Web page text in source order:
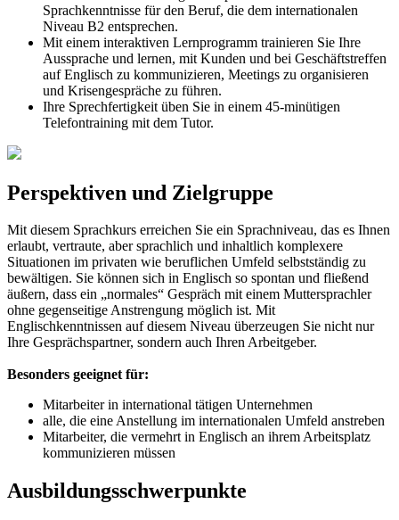
Sprachkenntnisse für den Beruf, die dem internationalen
Niveau B2 entsprechen.
Mit einem interaktiven Lernprogramm trainieren Sie Ihre
Aussprache und lernen, mit Kunden und bei Geschäftstreffen
auf Englisch zu kommunizieren, Meetings zu organisieren
und Krisengespräche zu führen.
Ihre Sprechfertigkeit üben Sie in einem 45-minütigen
Telefontraining mit dem Tutor.
Perspektiven und Zielgruppe
Mit diesem Sprachkurs erreichen Sie ein Sprachniveau, das es Ihnen
erlaubt, vertraute, aber sprachlich und inhaltlich komplexere
Situationen im privaten wie beruflichen Umfeld selbstständig zu
bewältigen. Sie können sich in Englisch so spontan und fließend
äußern, dass ein „normales“ Gespräch mit einem Muttersprachler
ohne gegenseitige Anstrengung möglich ist. Mit
Englischkenntnissen auf diesem Niveau überzeugen Sie nicht nur
Ihre Gesprächspartner, sondern auch Ihren Arbeitgeber.
Besonders geeignet für:
Mitarbeiter in international tätigen Unternehmen
alle, die eine Anstellung im internationalen Umfeld anstreben
Mitarbeiter, die vermehrt in Englisch an ihrem Arbeitsplatz
kommunizieren müssen
Ausbildungsschwerpunkte